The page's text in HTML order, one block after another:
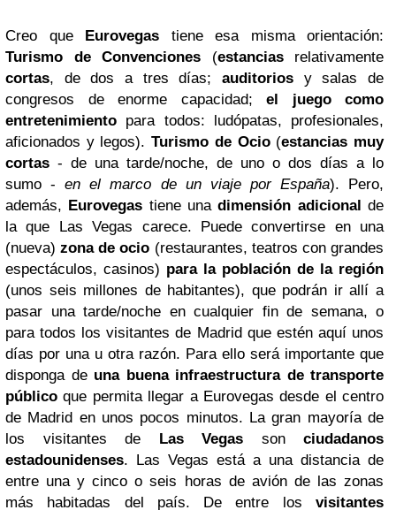
Creo que Eurovegas tiene esa misma orientación:
Turismo de Convenciones (estanciasrelativamente
cortas, de dos a tres días; auditorios y salas de
congresos de enorme capacidad; el juego como
entretenimiento para todos: ludópatas, profesionales,
aficionados y legos).Turismo de Ocio(estancias muy
cortas - de una tarde/noche, de uno o dos días a lo
sumo -en el marco de un viaje por España).
Pero,
además, Eurovegas tiene unadimensión adicional de
la que Las Vegas carece. Puede convertirse en una
(nueva)zona de ocio (restaurantes, teatros con grandes
espectáculos, casinos) para la población de la región
(unos seis millones de habitantes), que podrán ir allí a
pasar una tarde/noche en cualquier fin de semana, o
para todos los visitantes de Madrid que estén aquí unos
días por una u otra razón. Para ello será importante que
disponga de una buena infraestructura de transporte
público que permita llegar a Eurovegas desde el centro
de Madrid en unos pocos minutos. La gran mayoría de
los visitantes de Las Vegas son ciudadanos
estadounidenses. Las Vegas está a una distancia de
entre una y cinco o seis horas de avión de las zonas
más habitadas del país. De entre los visitantes